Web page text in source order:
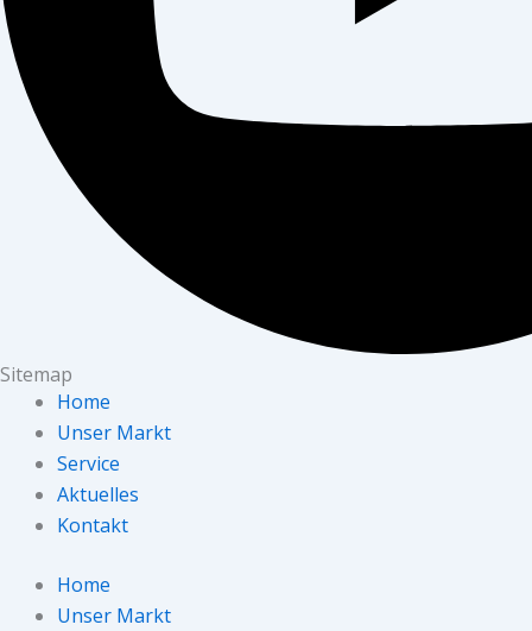
Sitemap
Home
Unser Markt
Service
Aktuelles
Kontakt
Home
Unser Markt